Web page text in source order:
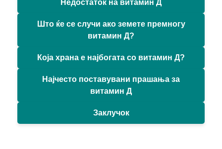
Недостаток на витамин Д
Што ќе се случи ако земете премногу
витамин Д?
Која храна е најбогата со витамин Д?
Најчесто поставувани прашања за
витамин Д
Заклучок